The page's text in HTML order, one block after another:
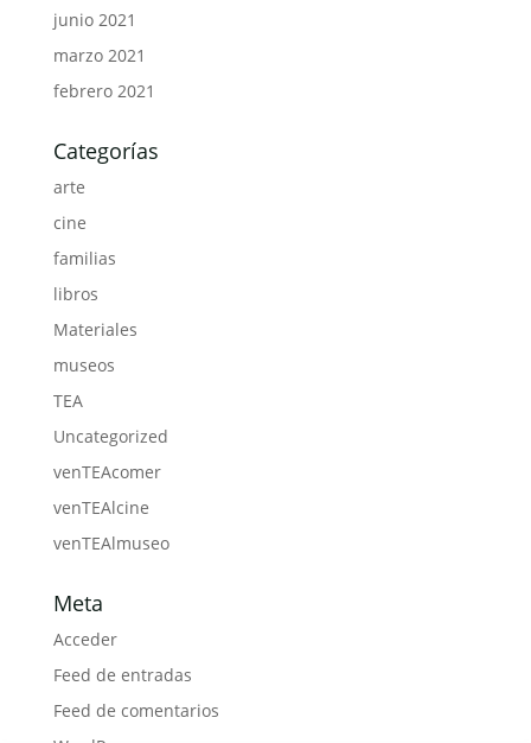
junio 2021
marzo 2021
febrero 2021
Categorías
arte
cine
familias
libros
Materiales
museos
TEA
Uncategorized
venTEAcomer
venTEAlcine
venTEAlmuseo
Meta
Acceder
Feed de entradas
Feed de comentarios